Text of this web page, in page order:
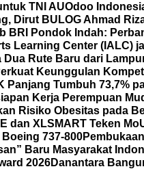
TNI AUOdoo
Dirut BULOG Ahmad
BRI Pondok Indah:
Learning Center (IALC)
Dua Rute Baru dari
Keunggulan
Panjang Tumbuh 73,7%
Kerja Perempuan
Risiko Obesitas pada
dan XLSMART Teken
737-800
Baru Masyarakat
2026Danantara